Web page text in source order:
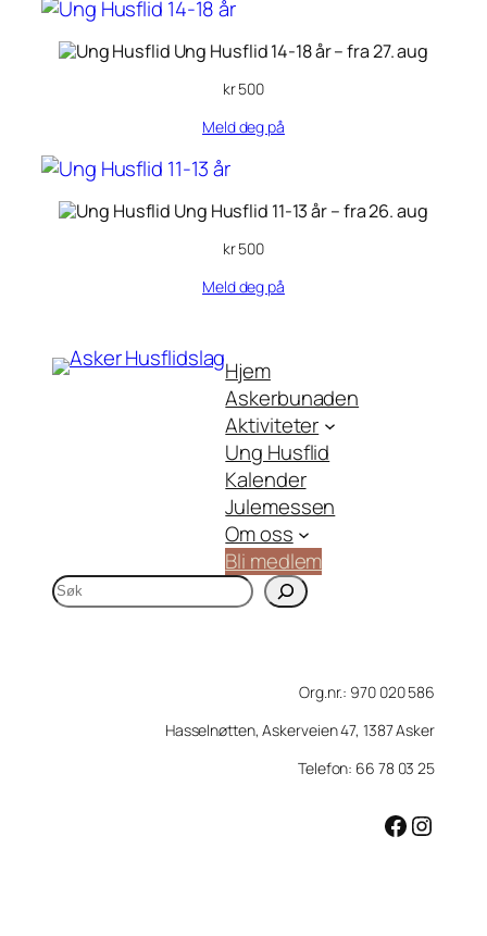
Ung Husflid 14-18 år– fra 27. aug
kr500
Meld deg på
Ung Husflid 11-13 år– fra 26. aug
kr500
Meld deg på
Hjem
Askerbunaden
Aktiviteter
Ung Husflid
Kalender
Julemessen
Om oss
Bli medlem
S
ø
Org.nr.: 970 020 586
Hasselnøtten, Askerveien 47, 1387 Asker
Telefon: 66 78 03 25
Facebook Instagram